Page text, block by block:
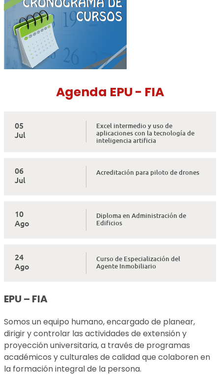
Agenda EPU - FIA
05
Jul
Excel intermedio y uso de
aplicaciones con la tecnología de
inteligencia artificia
06
Jul
Acreditación para piloto de drones
10
Ago
Diploma en Administración de
Edificios
24
Ago
Curso de Especialización del
Agente Inmobiliario
EPU – FIA
Somos un equipo humano, encargado de planear,
dirigir y controlar las actividades de extensión y
proyección universitaria, a través de programas
académicos y culturales de calidad que colaboren en
la formación integral de la persona.